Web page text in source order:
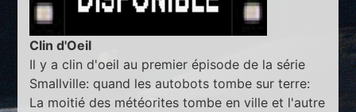
Clin d'Oeil
Il y a clin d'oeil au premier épisode de la série
Smallville: quand les autobots tombe sur terre:
La moitié des météorites tombe en ville et l'autre